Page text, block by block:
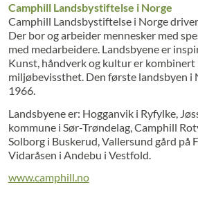
Camphill Landsbystiftelse i Norge
Camphill Landsbystiftelse i Norge
Der bor og arbeider mennesker med
med medarbeidere. Landsbyene er
Kunst, håndverk og kultur er kombinert
miljøbevissthet. Den første landsbyen i
1966.
Landsbyene er: Hogganvik i Ryfylke,
kommune i Sør-Trøndelag, Camphill
Solborg i Buskerud, Vallersund gård på
Vidaråsen i Andebu i Vestfold.
www.camphill.no